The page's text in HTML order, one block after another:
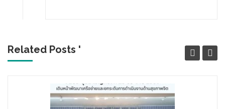
Related Posts '